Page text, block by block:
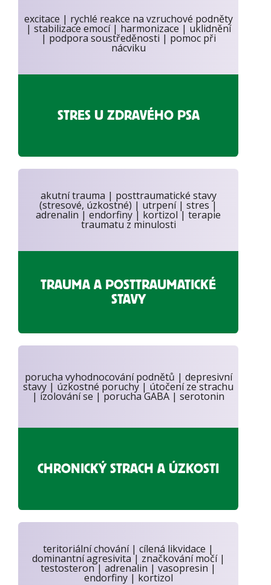
excitace | rychlé reakce na vzruchové podněty
| stabilizace emocí | harmonizace | uklidnění
| podpora soustředěnosti | pomoc při
nácviku
STRES U ZDRAVÉHO PSA
akutní trauma | posttraumatické stavy
(stresové, úzkostné) | utrpení | stres |
adrenalin | endorfiny | kortizol | terapie
traumatu z minulosti
TRAUMA A POSTTRAUMATICKÉ
STAVY
porucha vyhodnocování podnětů | depresivní
stavy | úzkostné poruchy | útočení ze strachu
| izolování se | porucha GABA | serotonin
CHRONICKÝ STRACH A ÚZKOSTI
teritoriální chování | cílená likvidace |
dominantní agresivita | značkování močí |
testosteron | adrenalin | vasopresin |
endorfiny | kortizol